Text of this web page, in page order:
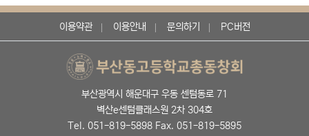
이용약관 이용안내 문의하기 PC버전
부산광역시 해운대구 우동 센텀동로 71
벽산e센텀클래스원 2차 304호
Tel. 051-819-5898 Fax. 051-819-5895